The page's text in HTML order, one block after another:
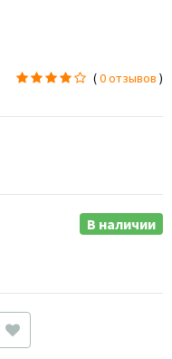
(0 отзывов )
В наличии